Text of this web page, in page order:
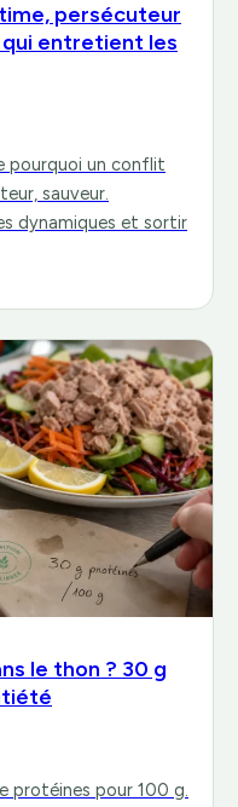
persécuteur
qui entretient les
pourquoi un conflit
sauveur.
dynamiques et sortir
le thon ? 30 g
protéines pour 100 g.